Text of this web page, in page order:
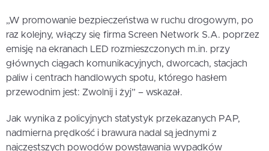
„W promowanie bezpieczeństwa w ruchu drogowym, po
raz kolejny, włączy się firma Screen Network S.A. poprzez
emisję na ekranach LED rozmieszczonych m.in. przy
głównych ciągach komunikacyjnych, dworcach, stacjach
paliw i centrach handlowych spotu, którego hasłem
przewodnim jest: Zwolnij i żyj” – wskazał.
Jak wynika z policyjnych statystyk przekazanych PAP,
nadmierna prędkość i brawura nadal są jednymi z
najczęstszych powodów powstawania wypadków